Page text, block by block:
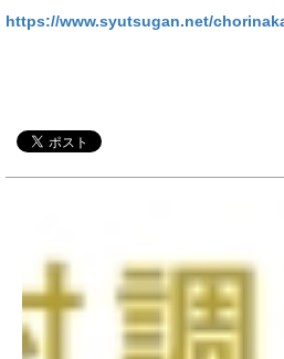
https://www.syutsugan.net/